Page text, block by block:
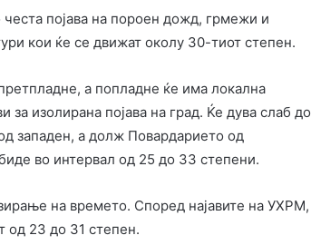
појава на пороен дожд, грмежи и
кои ќе се движат околу 30-тиот степен.
а попладне ќе има локална
изолирана појава на град. Ќе дува слаб до
западен, а долж Повардарието од
во интервал од 25 до 33 степени.
на времето. Според најавите на УХРМ,
од 23 до 31 степен.